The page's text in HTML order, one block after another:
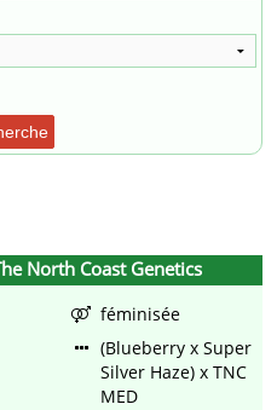
North Coast Genetics
féminisée
(Blueberry x Super
Silver Haze) x TNC
MED